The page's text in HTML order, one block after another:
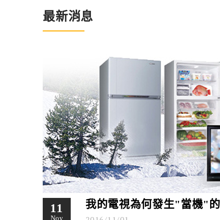
最新消息
11
Nov
我的電視為何發生"當機"